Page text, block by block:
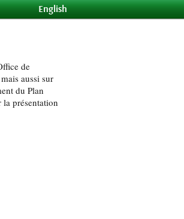
English
de
aussi sur
du Plan
présentation